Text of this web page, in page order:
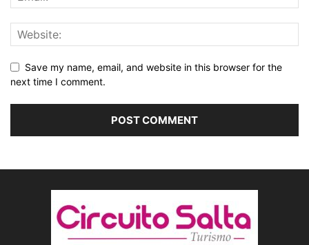
Save my name, email, and website in this browser for the
next time I comment.